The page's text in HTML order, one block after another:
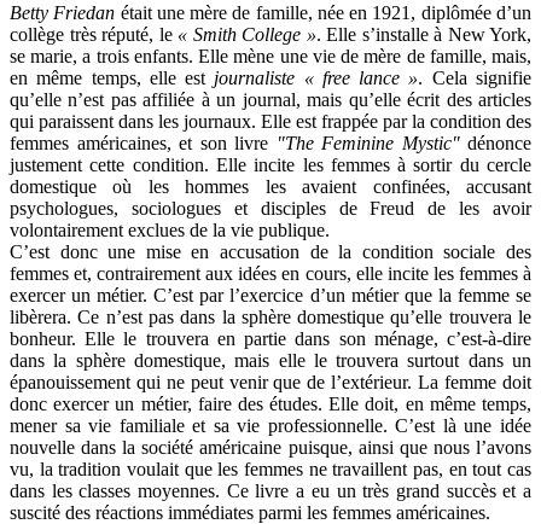
Betty Friedan était une mère de famille, née en 1921, diplômée d’un
collège très réputé, le « Smith College ». Elle s’installe à New York,
se marie, a trois enfants. Elle mène une vie de mère de famille, mais,
en même temps, elle est journaliste « free lance ». Cela signifie
qu’elle n’est pas affiliée à un journal, mais qu’elle écrit des articles
qui paraissent dans les journaux. Elle est frappée par la condition des
femmes américaines, et son livre "The Feminine Mystic"dénonce
justement cette condition. Elle incite les femmes à sortir du cercle
domestique où les hommes les avaient confinées, accusant
psychologues, sociologues et disciples de Freud de les avoir
volontairement exclues de la vie publique.
C’est donc une mise en accusation de la condition sociale des
femmes et, contrairement aux idées en cours, elle incite les femmes à
exercer un métier. C’est par l’exercice d’un métier que la femme se
libèrera. Ce n’est pas dans la sphère domestique qu’elle trouvera le
bonheur. Elle le trouvera en partie dans son ménage, c’est-à-dire
dans la sphère domestique, mais elle le trouvera surtout dans un
épanouissement qui ne peut venir que de l’extérieur. La femme doit
donc exercer un métier, faire des études. Elle doit, en même temps,
mener sa vie familiale et sa vie professionnelle. C’est là une idée
nouvelle dans la société américaine puisque, ainsi que nous l’avons
vu, la tradition voulait que les femmes ne travaillent pas, en tout cas
dans les classes moyennes. Ce livre a eu un très grand succès et a
suscité des réactions immédiates parmi les femmes américaines.